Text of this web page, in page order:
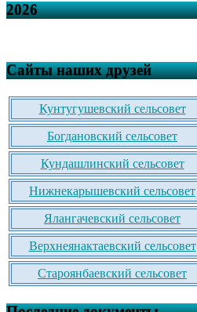
2026
Сайты наших друзей
Кунтугушевский сельсовет
Богдановский сельсовет
Кундашлинский сельсовет
Нижнекарышевский сельсовет
Ялангачевский сельсовет
Верхнеянактаевский сельсовет
Староянбаевский сельсовет